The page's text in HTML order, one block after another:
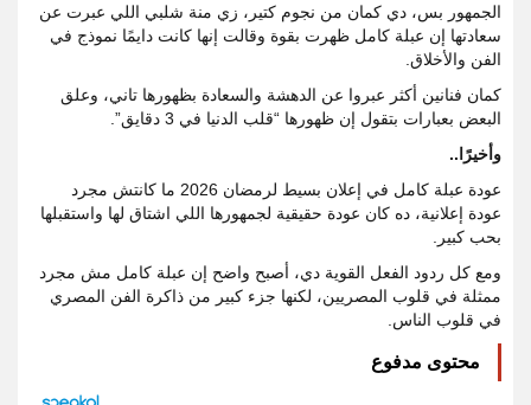
الجمهور بس، دي كمان من نجوم كتير، زي منة شلبي اللي عبرت عن
سعادتها إن عبلة كامل ظهرت بقوة وقالت إنها كانت دايمًا نموذج في
الفن والأخلاق.
كمان فنانين أكثر عبروا عن الدهشة والسعادة بظهورها تاني، وعلق
البعض بعبارات بتقول إن ظهورها “قلب الدنيا في 3 دقايق”.
وأخيرًا..
عودة عبلة كامل في إعلان بسيط لرمضان 2026 ما كانتش مجرد
عودة إعلانية، ده كان عودة حقيقية لجمهورها اللي اشتاق لها واستقبلها
بحب كبير.
ومع كل ردود الفعل القوية دي، أصبح واضح إن عبلة كامل مش مجرد
ممثلة في قلوب المصريين، لكنها جزء كبير من ذاكرة الفن المصري
في قلوب الناس.
محتوى مدفوع